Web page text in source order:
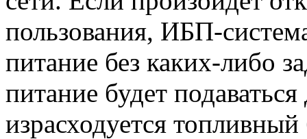
пользования, ИБП-
питание без каких-либо
питание будет
израсходуется топливный